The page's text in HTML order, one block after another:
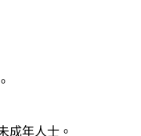
成年人士。